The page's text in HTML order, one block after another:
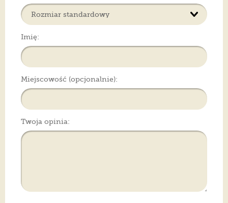
Imię:
Miejscowość (opcjonalnie):
Twoja opinia: